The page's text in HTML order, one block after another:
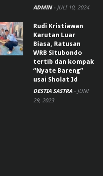
ADMIN - JULI 10, 2024
Rudi Kristiawan
Karutan Luar
Biasa, Ratusan
WRB Situbondo
tertib dan kompak
“Nyate Bareng”
usai Sholat Id
DESTIA SASTRA - JUNI
29, 2023